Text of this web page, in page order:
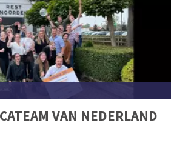
VAN NEDERLAND